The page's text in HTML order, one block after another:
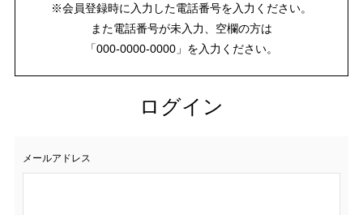
※会員登録時に入力した電話番号を入力ください。
また電話番号が未入力、空欄の方は
「000-0000-0000」を入力ください。
ログイン
メールアドレス